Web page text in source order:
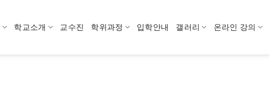
학교소개 교수진 학위과정 입학안내 갤러리 온라인 강의